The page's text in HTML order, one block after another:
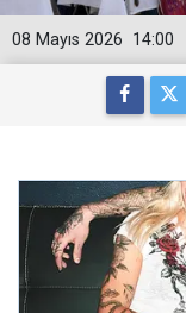
14:00
08 Mayıs 2026